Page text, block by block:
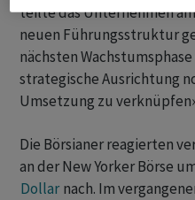
teilte das Unternehmen
neuen Führungsstruktur
nächsten Wachstumsphase
strategische Ausrichtung
Umsetzung zu
Die Börsianer reagierten
an der New Yorker Börse
Dollar nach. Im